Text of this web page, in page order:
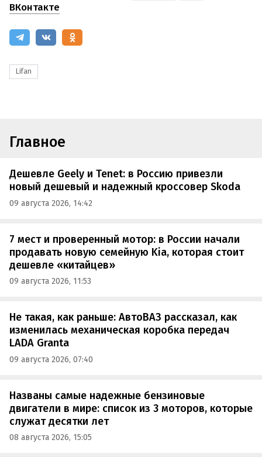
ВКонтакте
Lifan
Главное
Дешевле Geely и Tenet: в Россию привезли
новый дешевый и надежный кроссовер Skoda
09 августа 2026, 14:42
7 мест и проверенный мотор: в России начали
продавать новую семейную Kia, которая стоит
дешевле «китайцев»
09 августа 2026, 11:53
Не такая, как раньше: АвтоВАЗ рассказал, как
изменилась механическая коробка передач
LADA Granta
09 августа 2026, 07:40
Названы самые надежные бензиновые
двигатели в мире: список из 3 моторов, которые
служат десятки лет
08 августа 2026, 15:05